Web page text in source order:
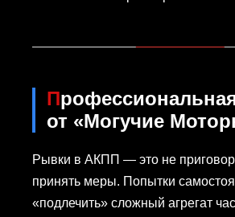
Профессиональная помощь
от «Могучие
Рывки в АКПП — это не
принять меры. Попытки
«подлечить» сложный агрегат